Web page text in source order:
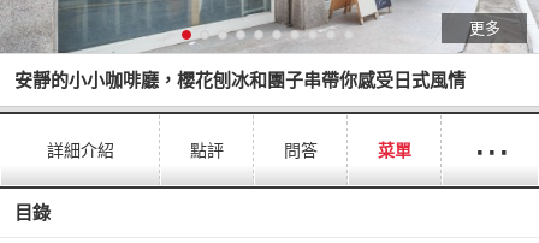
更多
安靜的小小咖啡廳，櫻花刨冰和團子串帶你感受日式風情
詳細介紹 點評 問答 菜單 ···
目錄